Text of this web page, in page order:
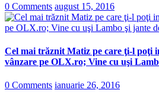
0 Comments august 15, 2016
Cel mai trăznit Matiz pe care ţi-l poţi
vânzare pe OLX.ro; Vine cu uşi
0 Comments ianuarie 26, 2016